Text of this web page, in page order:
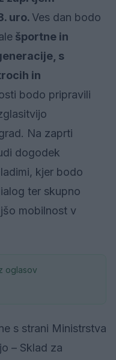
uro. Ves dan bodo
športne in
s
in
bodo pripravili
Na zaprti
dogodek
kjer bodo
ter skupno
mobilnost v
oglasov
s strani Ministrstva
– Sklad za